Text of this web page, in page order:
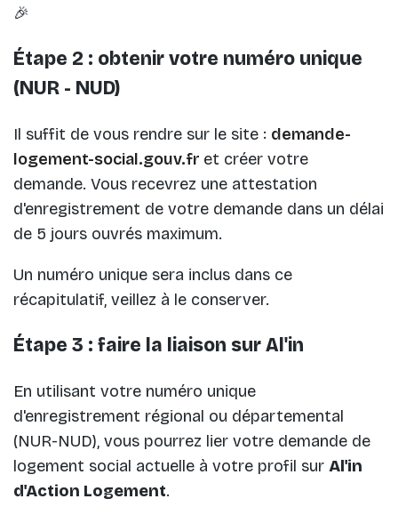
🎉
Étape 2 : obtenir votre numéro unique
(NUR - NUD)
Il suffit de vous rendre sur le site : demande-
logement-social.gouv.fr et créer votre
demande. Vous recevrez une attestation
d'enregistrement de votre demande dans un délai
de 5 jours ouvrés maximum.
Un numéro unique sera inclus dans ce
récapitulatif, veillez à le conserver.
Étape 3 : faire la liaison sur Al'in
En utilisant votre numéro unique
d'enregistrement régional ou départemental
(NUR-NUD), vous pourrez lier votre demande de
logement social actuelle à votre profil sur Al'in
d'Action Logement.